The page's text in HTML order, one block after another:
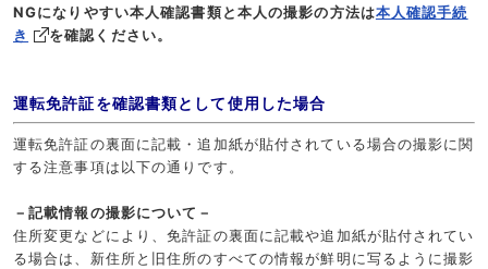
NGになりやすい本人確認書類と本人の撮影の方法は本人確認手続
き
を確認ください。
運転免許証を確認書類として使用した場合
運転免許証の裏面に記載・追加紙が貼付されている場合の撮影に関
する注意事項は以下の通りです。
－記載情報の撮影について－
住所変更などにより、免許証の裏面に記載や追加紙が貼付されてい
る場合は、新住所と旧住所のすべての情報が鮮明に写るように撮影